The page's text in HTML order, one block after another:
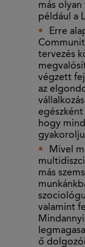
más
például a
Erre
tervezés
végzett
az
hogy
Mivel
más
valamint
ő